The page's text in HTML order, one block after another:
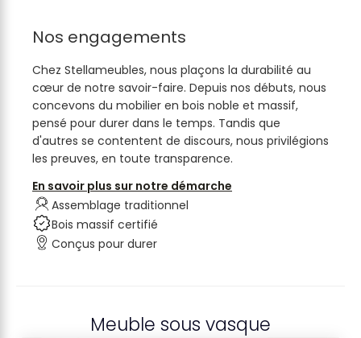
Nos engagements
Chez Stellameubles, nous plaçons la durabilité au
cœur de notre savoir-faire. Depuis nos débuts, nous
concevons du mobilier en bois noble et massif,
pensé pour durer dans le temps. Tandis que
d'autres se contentent de discours, nous privilégions
les preuves, en toute transparence.
En savoir plus sur notre démarche
Assemblage traditionnel
Bois massif certifié
Conçus pour durer
Meuble sous vasque